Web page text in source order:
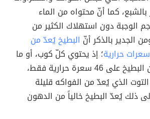
كما أنّ محتواه من الماء
الوجبة دون استهلاك الكثير من
الجدير بالذكر أنّ البطيخ يُعدّ من
حرارية؛ إذ يحتوي كلّ كوب، أو ما
يُعادل 154 غراماً من البطيخ على 46 سعرة حرارية فقط،
الذي يُعدّ من الفواكه قليلة
ذلك يُعدّ البطيخ خالياً من الدهون